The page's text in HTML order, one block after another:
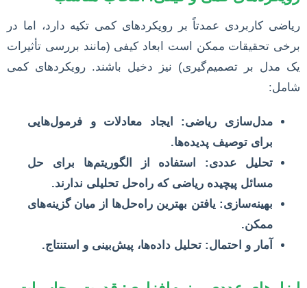
ریاضی کاربردی عمدتاً بر رویکردهای کمی تکیه دارد، اما در
برخی تحقیقات ممکن است ابعاد کیفی (مانند بررسی تأثیرات
یک مدل بر تصمیم‌گیری) نیز دخیل باشند. رویکردهای کمی
شامل:
مدل‌سازی ریاضی: ایجاد معادلات و فرمول‌هایی
برای توصیف پدیده‌ها.
تحلیل عددی: استفاده از الگوریتم‌ها برای حل
مسائل پیچیده ریاضی که راه‌حل تحلیلی ندارند.
بهینه‌سازی: یافتن بهترین راه‌حل‌ها از میان گزینه‌های
ممکن.
آمار و احتمال: تحلیل داده‌ها، پیش‌بینی و استنتاج.